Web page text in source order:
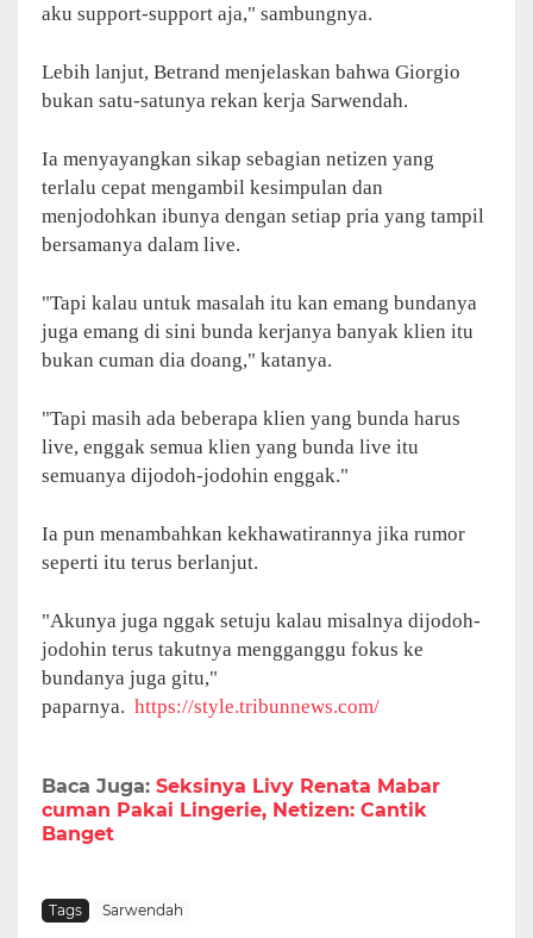
aku support-support aja," sambungnya.
Lebih lanjut, Betrand menjelaskan bahwa Giorgio
bukan satu-satunya rekan kerja Sarwendah.
Ia menyayangkan sikap sebagian netizen yang
terlalu cepat mengambil kesimpulan dan
menjodohkan ibunya dengan setiap pria yang tampil
bersamanya dalam live.
"Tapi kalau untuk masalah itu kan emang bundanya
juga emang di sini bunda kerjanya banyak klien itu
bukan cuman dia doang," katanya.
"Tapi masih ada beberapa klien yang bunda harus
live, enggak semua klien yang bunda live itu
semuanya dijodoh-jodohin enggak."
Ia pun menambahkan kekhawatirannya jika rumor
seperti itu terus berlanjut.
"Akunya juga nggak setuju kalau misalnya dijodoh-
jodohin terus takutnya mengganggu fokus ke
bundanya juga gitu,"
paparnya. https://style.tribunnews.com/
Baca Juga: Seksinya Livy Renata Mabar
cuman Pakai Lingerie, Netizen: Cantik
Banget
Tags Sarwendah